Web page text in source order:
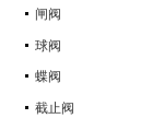
闸阀
球阀
蝶阀
截止阀